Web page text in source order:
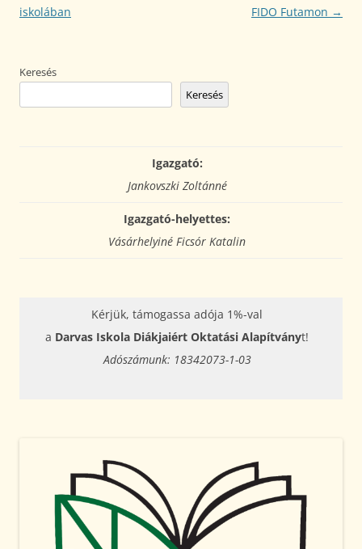
navigáció
iskolában
FIDO Futamon →
Keresés
Keresés
Igazgató:
Jankovszki Zoltánné
Igazgató-helyettes:
Vásárhelyiné Ficsór Katalin
Kérjük, támogassa adója 1%-val
a Darvas Iskola Diákjaiért Oktatási Alapítványt!
Adószámunk: 18342073-1-03